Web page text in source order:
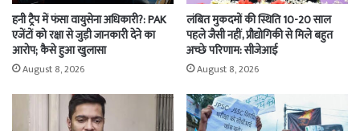
हनी ट्रैप में फंसा वायुसेना अधिकारी?: PAK
एजेंटों को रक्षा से जुड़ी जानकारी देने का
आरोप; कैसे हुआ खुलासा
August 8, 2026
लंबित मुकदमों की स्थिति 10-20 साल
पहले जैसी नहीं, प्रौद्योगिकी से मिले बहुत
अच्छे परिणाम: सीजेआई
August 8, 2026